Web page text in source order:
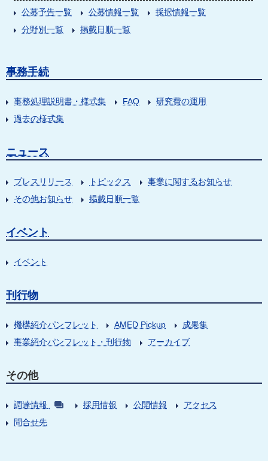
公募予告一覧
公募情報一覧
採択情報一覧
分野別一覧
掲載日順一覧
事務手続
事務処理説明書・様式集 FAQ
研究費の運用
過去の様式集
ニュース
プレスリリース トピックス
事業に関するお知らせ
その他お知らせ
掲載日順一覧
イベント
イベント
刊行物
機構紹介パンフレット AMED Pickup
成果集
事業紹介パンフレット・刊行物
アーカイブ
その他
調達情報 採用情報 公開情報
アクセス
問合せ先